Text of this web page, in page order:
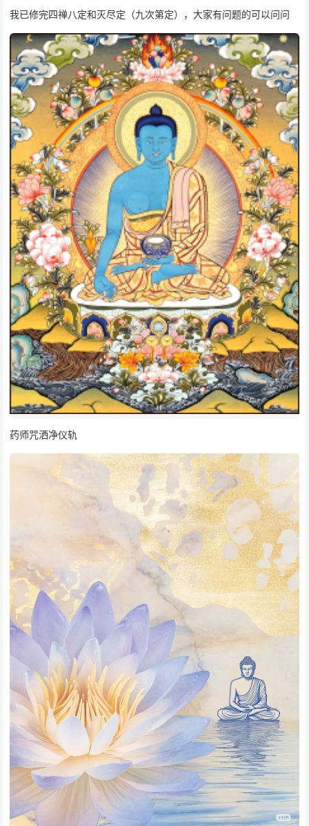
我已修完四禅八定和灭尽定（九次第定），大家有问题的可以问问
药师咒洒净仪轨